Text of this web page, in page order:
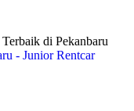
di Pekanbaru